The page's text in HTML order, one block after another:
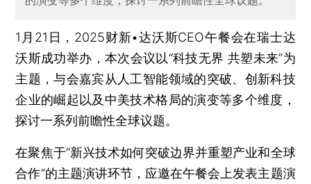
1月21日，2025财新•达沃斯CEO午餐会在瑞士达
沃斯成功举办，本次会议以“科技无界 共塑未来”为
主题，与会嘉宾从人工智能领域的突破、创新科技
企业的崛起以及中美技术格局的演变等多个维度，
探讨一系列前瞻性全球议题。
在聚焦于“新兴技术如何突破边界并重塑产业和全球
合作”的主题演讲环节，应邀在午餐会上发表主题演